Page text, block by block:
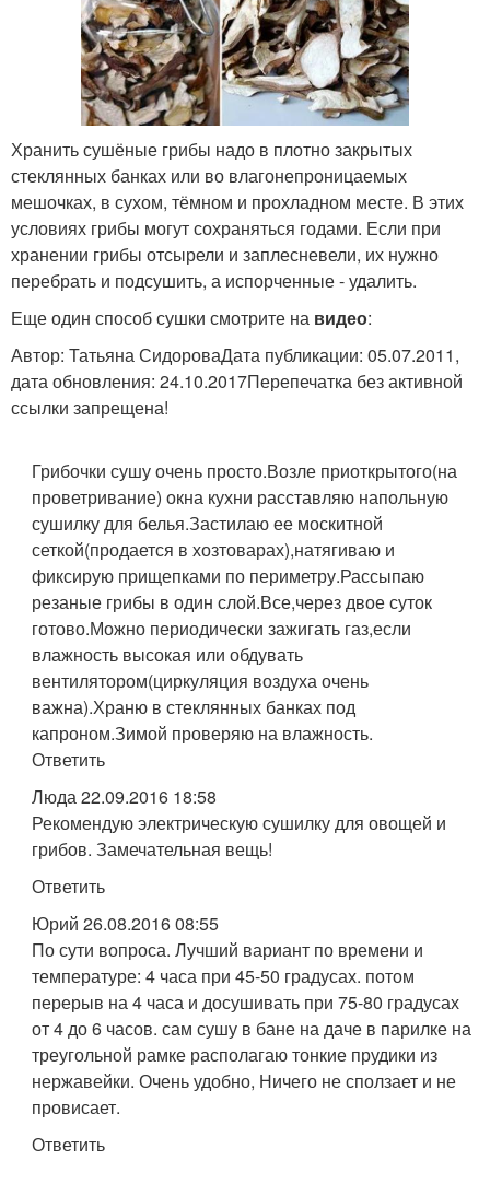
Хранить сушёные грибы надо в плотно закрытых
стеклянных банках или во влагонепроницаемых
мешочках, в сухом, тёмном и прохладном месте. В этих
условиях грибы могут сохраняться годами. Если при
хранении грибы отсырели и заплесневели, их нужно
перебрать и подсушить, а испорченные - удалить.
Еще один способ сушки смотрите на видео:
Автор: Татьяна СидороваДата публикации: 05.07.2011,
дата обновления: 24.10.2017Перепечатка без активной
ссылки запрещена!
Грибочки сушу очень просто.Возле приоткрытого(на
проветривание) окна кухни расставляю напольную
сушилку для белья.Застилаю ее москитной
сеткой(продается в хозтоварах),натягиваю и
фиксирую прищепками по периметру.Рассыпаю
резаные грибы в один слой.Все,через двое суток
готово.Можно периодически зажигать газ,если
влажность высокая или обдувать
вентилятором(циркуляция воздуха очень
важна).Храню в стеклянных банках под
капроном.Зимой проверяю на влажность.
Ответить
Люда 22.09.2016 18:58
Рекомендую электрическую сушилку для овощей и
грибов. Замечательная вещь!
Ответить
Юрий 26.08.2016 08:55
По сути вопроса. Лучший вариант по времени и
температуре: 4 часа при 45-50 градусах. потом
перерыв на 4 часа и досушивать при 75-80 градусах
от 4 до 6 часов. сам сушу в бане на даче в парилке на
треугольной рамке располагаю тонкие прудики из
нержавейки. Очень удобно, Ничего не сползает и не
провисает.
Ответить